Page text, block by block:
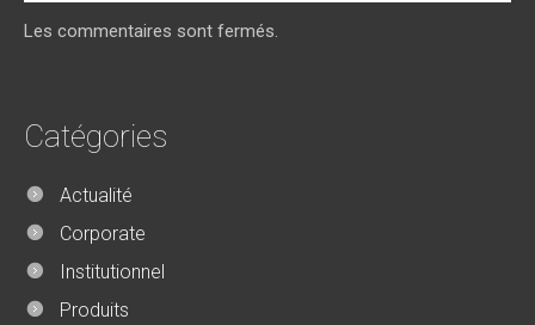
Les commentaires sont fermés.
Catégories
Actualité
Corporate
Institutionnel
Produits